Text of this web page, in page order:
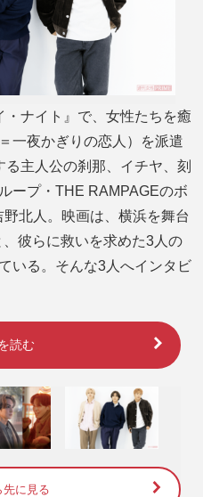
ナイト』で、女性たちを癒
一夜かぎりの恋人）を派遣
主人公の刹那、イチヤ、刻
ープ・THE RAMPAGEのボ
北人。映画は、横浜を舞台
彼らに救いを求めた3人の
いる。そんな3人へインタビ
読む
先に見る